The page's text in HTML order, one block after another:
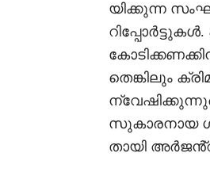
യിക്കുന്ന
തെങ്കിലും
സുകാരനായ
തായി